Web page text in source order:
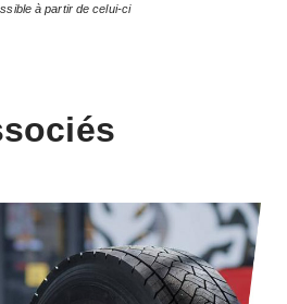
à partir de celui-ci